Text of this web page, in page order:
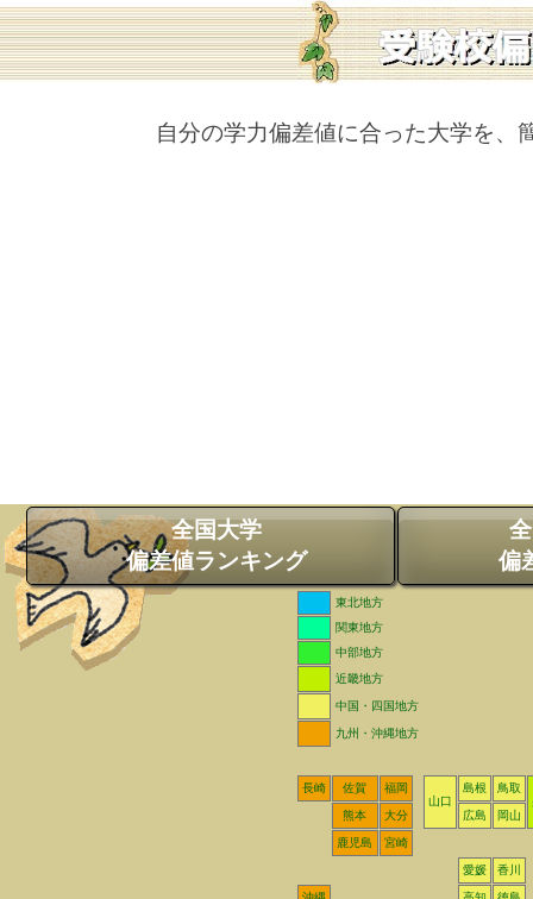
自分の学力偏差値に合った大学を、
全国大学
偏差値ランキング
偏
東北地方
関東地方
中部地方
近畿地方
中国・四国地方
九州・沖縄地方
長崎 佐賀
福岡
山口
島根
鳥取
熊本
大分 広島 岡山
鹿児島 宮崎
愛媛 香川